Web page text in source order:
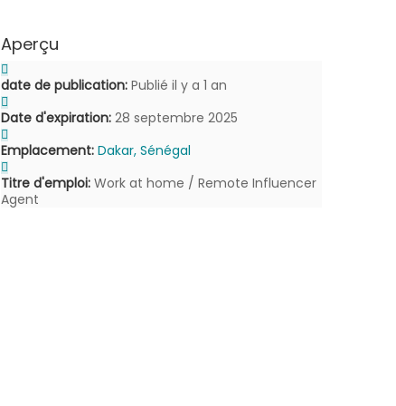
Aperçu
date de publication: Publié il y a 1 an
Date d'expiration: 28 septembre 2025
Emplacement: Dakar, Sénégal
Titre d'emploi: Work at home / Remote Influencer
Agent